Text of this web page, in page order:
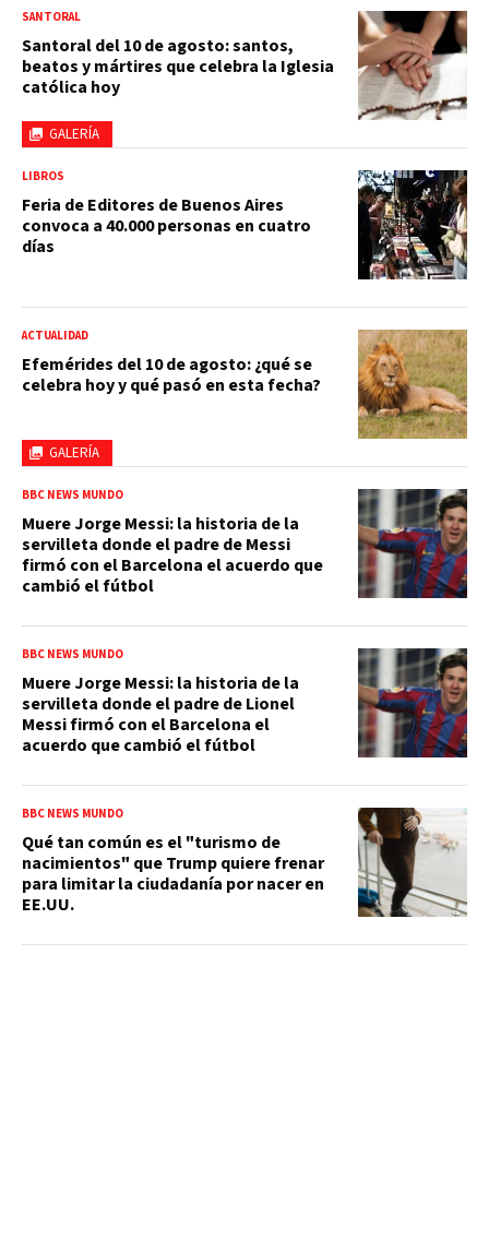
GALERÍA
SANTORAL
Santoral del 10 de agosto: santos,
beatos y mártires que celebra la Iglesia
católica hoy
LIBROS
Feria de Editores de Buenos Aires
convoca a 40.000 personas en cuatro
días
GALERÍA
ACTUALIDAD
Efemérides del 10 de agosto: ¿qué se
celebra hoy y qué pasó en esta fecha?
BBC NEWS MUNDO
Muere Jorge Messi: la historia de la
servilleta donde el padre de Messi
firmó con el Barcelona el acuerdo que
cambió el fútbol
BBC NEWS MUNDO
Muere Jorge Messi: la historia de la
servilleta donde el padre de Lionel
Messi firmó con el Barcelona el
acuerdo que cambió el fútbol
BBC NEWS MUNDO
Qué tan común es el "turismo de
nacimientos" que Trump quiere frenar
para limitar la ciudadanía por nacer en
EE.UU.